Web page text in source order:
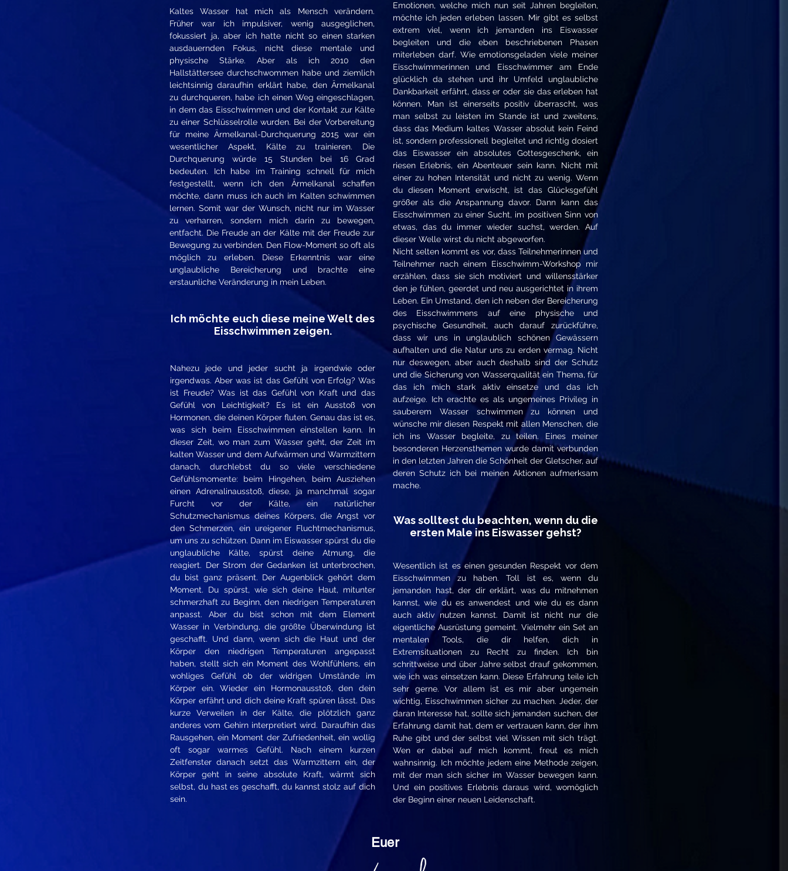
Kaltes Wasser hat mich als Mensch verändern.
Früher war ich impulsiver, wenig ausgeglichen,
fokussiert ja, aber ich hatte nicht so einen starken
ausdauernden Fokus, nicht diese mentale und
physische Stärke. Aber als ich 2010 den
Hallstättersee durchschwommen habe und ziemlich
leichtsinnig daraufhin erklärt habe, den Ärmelkanal
zu durchqueren, habe ich einen Weg eingeschlagen,
in dem das Eisschwimmen und der Kontakt zur Kälte
zu einer Schlüsselrolle wurden. Bei der Vorbereitung
für meine Ärmelkanal-Durchquerung 2015 war ein
wesentlicher Aspekt, Kälte zu trainieren. Die
Durchquerung würde 15 Stunden bei 16 Grad
bedeuten. Ich habe im Training schnell für mich
festgestellt, wenn ich den Ärmelkanal schaffen
möchte, dann muss ich auch im Kalten schwimmen
lernen. Somit war der Wunsch, nicht nur im Wasser
zu verharren, sondern mich darin zu bewegen,
entfacht. Die Freude an der Kälte mit der Freude zur
Bewegung zu verbinden. Den Flow-Moment so oft als
möglich zu erleben. Diese Erkenntnis war eine
unglaubliche Bereicherung und brachte eine
erstaunliche Veränderung in mein Leben.
Ich möchte euch diese meine Welt des
Eisschwimmen zeigen.
Nahezu jede und jeder sucht ja irgendwie oder
irgendwas. Aber was ist das Gefühl von Erfolg? Was
ist Freude? Was ist das Gefühl von Kraft und das
Gefühl von Leichtigkeit? Es ist ein Ausstoß von
Hormonen, die deinen Körper fluten. Genau das ist es,
was sich beim Eisschwimmen einstellen kann. In
dieser Zeit, wo man zum Wasser geht, der Zeit im
kalten Wasser und dem Aufwärmen und Warmzittern
danach, durchlebst du so viele verschiedene
Gefühlsmomente: beim Hingehen, beim Ausziehen
einen Adrenalinausstoß, diese, ja manchmal sogar
Furcht vor der Kälte, ein natürlicher
Schutzmechanismus deines Körpers, die Angst vor
den Schmerzen, ein ureigener Fluchtmechanismus,
um uns zu schützen. Dann im Eiswasser spürst du die
unglaubliche Kälte, spürst deine Atmung, die
reagiert. Der Strom der Gedanken ist unterbrochen,
du bist ganz präsent. Der Augenblick gehört dem
Moment. Du spürst, wie sich deine Haut, mitunter
schmerzhaft zu Beginn, den niedrigen Temperaturen
anpasst. Aber du bist schon mit dem Element
Wasser in Verbindung, die größte Überwindung ist
geschafft. Und dann, wenn sich die Haut und der
Körper den niedrigen Temperaturen angepasst
haben, stellt sich ein Moment des Wohlfühlens, ein
wohliges Gefühl ob der widrigen Umstände im
Körper ein. Wieder ein Hormonausstoß, den dein
Körper erfährt und dich deine Kraft spüren lässt. Das
kurze Verweilen in der Kälte, die plötzlich ganz
anderes vom Gehirn interpretiert wird. Daraufhin das
Rausgehen, ein Moment der Zufriedenheit, ein wollig
oft sogar warmes Gefühl. Nach einem kurzen
Zeitfenster danach setzt das Warmzittern ein, der
Körper geht in seine absolute Kraft, wärmt sich
selbst, du hast es geschafft, du kannst stolz auf dich
sein.
Emotionen, welche mich nun seit Jahren begleiten,
möchte ich jeden erleben lassen. Mir gibt es selbst
extrem viel, wenn ich jemanden ins Eiswasser
begleiten und die eben beschriebenen Phasen
miterleben darf. Wie emotionsgeladen viele meiner
Eisschwimmerinnen und Eisschwimmer am Ende
glücklich da stehen und ihr Umfeld unglaubliche
Dankbarkeit erfährt, dass er oder sie das erleben hat
können. Man ist einerseits positiv überrascht, was
man selbst zu leisten im Stande ist und zweitens,
dass das Medium kaltes Wasser absolut kein Feind
ist, sondern professionell begleitet und richtig dosiert
das Eiswasser ein absolutes Gottesgeschenk, ein
riesen Erlebnis, ein Abenteuer sein kann. Nicht mit
einer zu hohen Intensität und nicht zu wenig. Wenn
du diesen Moment erwischt, ist das Glücksgefühl
größer als die Anspannung davor. Dann kann das
Eisschwimmen zu einer Sucht, im positiven Sinn von
etwas, das du immer wieder suchst, werden. Auf
dieser Welle wirst du nicht abgeworfen.
Nicht selten kommt es vor, dass Teilnehmerinnen und
Teilnehmer nach einem Eisschwimm-Workshop mir
erzählen, dass sie sich motiviert und willensstärker
den je fühlen, geerdet und neu ausgerichtet in ihrem
Leben. Ein Umstand, den ich neben der Bereicherung
des Eisschwimmens auf eine physische und
psychische Gesundheit, auch darauf zurückführe,
dass wir uns in unglaublich schönen Gewässern
aufhalten und die Natur uns zu erden vermag. Nicht
nur deswegen, aber auch deshalb sind der Schutz
und die Sicherung von Wasserqualität ein Thema, für
das ich mich stark aktiv einsetze und das ich
aufzeige. Ich erachte es als ungemeines Privileg in
sauberem Wasser schwimmen zu können und
wünsche mir diesen Respekt mit allen Menschen, die
ich ins Wasser begleite, zu teilen. Eines meiner
besonderen Herzensthemen wurde damit verbunden
in den letzten Jahren die Schönheit der Gletscher, auf
deren Schutz ich bei meinen Aktionen aufmerksam
mache.
Was solltest du beachten, wenn du die
ersten Male ins Eiswasser gehst?
Wesentlich ist es einen gesunden Respekt vor dem
Eisschwimmen zu haben. Toll ist es, wenn du
jemanden hast, der dir erklärt, was du mitnehmen
kannst, wie du es anwendest und wie du es dann
auch aktiv nutzen kannst. Damit ist nicht nur die
eigentliche Ausrüstung gemeint. Vielmehr ein Set an
mentalen Tools, die dir helfen, dich in
Extremsituationen zu Recht zu finden. Ich bin
schrittweise und über Jahre selbst drauf gekommen,
wie ich was einsetzen kann. Diese Erfahrung teile ich
sehr gerne. Vor allem ist es mir aber ungemein
wichtig, Eisschwimmen sicher zu machen. Jeder, der
daran Interesse hat, sollte sich jemanden suchen, der
Erfahrung damit hat, dem er vertrauen kann, der ihm
Ruhe gibt und der selbst viel Wissen mit sich trägt.
Wen er dabei auf mich kommt, freut es mich
wahnsinnig. Ich möchte jedem eine Methode zeigen,
mit der man sich sicher im Wasser bewegen kann.
Und ein positives Erlebnis daraus wird, womöglich
der Beginn einer neuen Leidenschaft.
Euer